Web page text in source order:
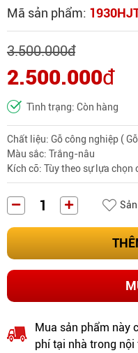
Mã sản phẩm:
3.500.000đ
2.500.000đ
Tình trạng: Còn hàng
Chất liệu: Gỗ công nghiệp (
Màu sắc: Trắng-nâu
Kích cỡ: Tùy theo sự lựa chọn
Mua sản phẩm này
phí tại nhà trong nội